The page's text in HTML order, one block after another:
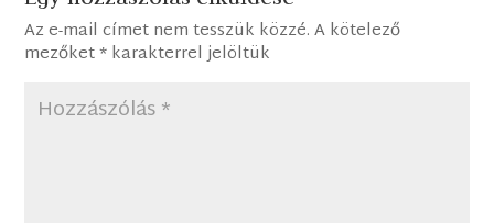
Az e-mail címet nem tesszük közzé. A kötelező
mezőket*karakterrel jelöltük